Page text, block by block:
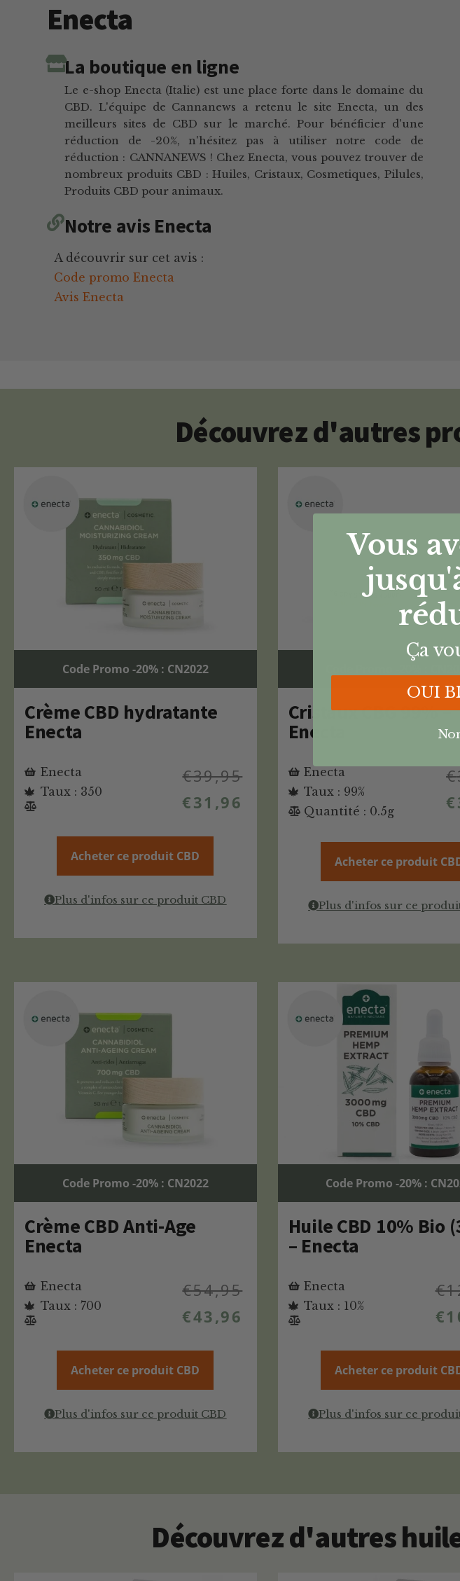
Enecta
La boutique en ligne
Le e-shop Enecta (Italie) est une place forte dans le domaine du
CBD. L'équipe de Cannanews a retenu le site Enecta, un des
meilleurs sites de CBD sur le marché. Pour bénéficier d'une
réduction de -20%, n'hésitez pas à utiliser notre code de
réduction : CANNANEWS ! Chez Enecta, vous pouvez trouver de
nombreux produits CBD : Huiles, Cristaux, Cosmetiques, Pilules,
Produits CBD pour animaux.
Notre avis Enecta
A découvrir sur cet avis :
Code promo Enecta
Avis Enecta
Découvrez d'autres
Code Promo -20% : CN2022
Crème CBD hydratante
Enecta
Enecta
Taux : 350
€39,95
€31,96
Acheter ce produit CBD
Plus d'infos sur ce produit CBD
Cristaux CBG 99% –
Enecta
Enecta
Taux : 99%
Quantité : 0.5g
€
€
Acheter ce produit
Plus d'infos sur ce
Code Promo -20% : CN2022
Crème CBD Anti-Age
Enecta
Enecta
Taux : 700
€54,95
€43,96
Acheter ce produit CBD
Plus d'infos sur ce produit CBD
Code Promo -20% :
Huile CBD 10% Bio
– Enecta
Enecta
Taux : 10%
€
€
Acheter ce produit
Plus d'infos sur ce
Découvrez d'autres
Vous
Ça
OUI